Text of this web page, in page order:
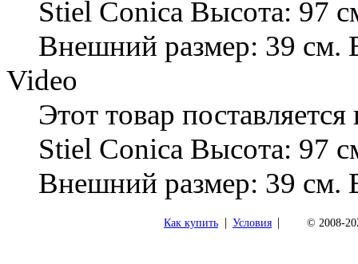
Stiel Conica Высота: 97
Внешний размер: 39 см.
Video
Этот товар
Stiel Conica Высота: 97
Внешний размер: 39 см.
Как купить | Условия | © 2008-